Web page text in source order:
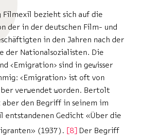
Filmexil bezieht sich auf die
der in der deutschen Film- und
in den Jahren nach der
der Nationalsozialisten. Die
‹Emigration› sind in gewisser
‹Emigration› ist oft von
verwendet worden. Bertolt
den Begriff in seinem im
entstandenen Gedicht «Über die
(1937).
8
Der Begriff